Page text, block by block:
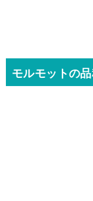
モルモットの